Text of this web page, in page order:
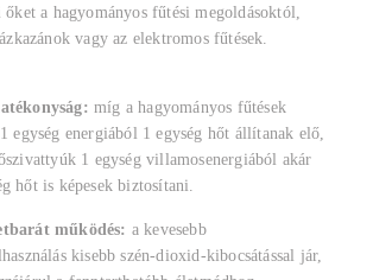
a hagyományos fűtési megoldásoktól,
vagy az elektromos fűtések.
míg a hagyományos fűtések
egység energiából 1 egység hőt állítanak elő,
1 egység villamosenergiából akár
hőt is képesek biztosítani.
működés: a kevesebb
kisebb szén-dioxid-kibocsátással jár,